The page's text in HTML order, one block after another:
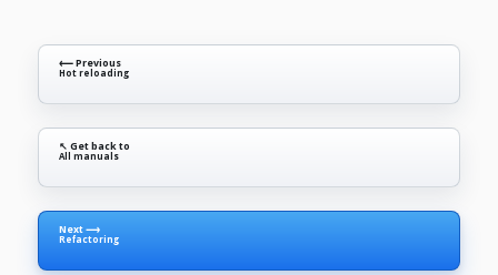
⟵ Previous
Hot reloading
↖ Get back to
All manuals
Next ⟶
Refactoring